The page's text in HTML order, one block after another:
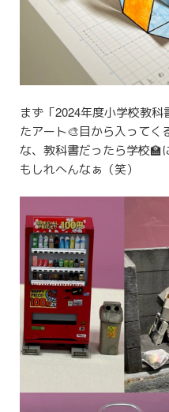
まず「2024年度小学校教
たアート🎨目から入ってく
な、教科書だったら学校🏫
もしれへんなぁ（笑）